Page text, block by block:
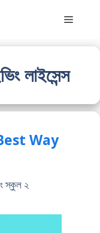
Menu
লাইসেন্স
Best Way
স্কুল ২